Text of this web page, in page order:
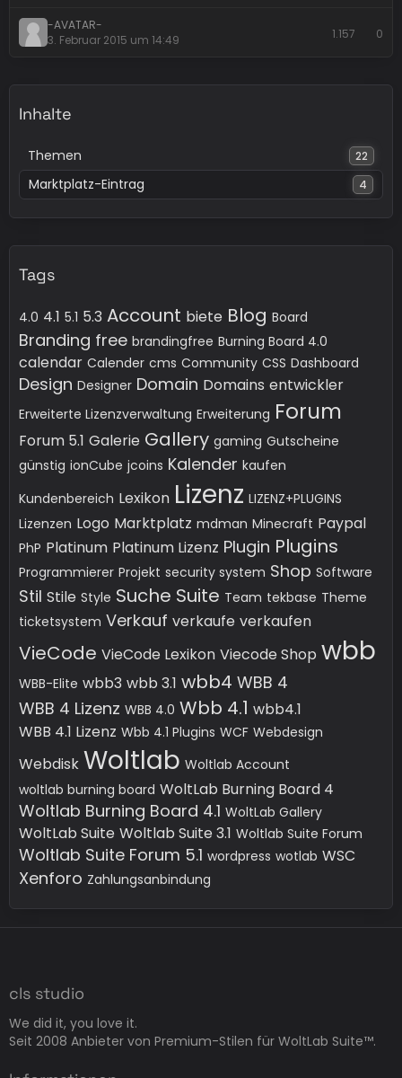
-AVATAR-
3. Februar 2015 um 14:49
1.157 0
Inhalte
Themen 22
Marktplatz-Eintrag 4
Tags
4.0 4.1 5.1 5.3 Account biete Blog Board
Branding free brandingfree Burning Board 4.0
calendar Calender cms Community CSS Dashboard
Design Designer Domain Domains entwickler
Erweiterte Lizenzverwaltung Erweiterung Forum
Forum 5.1 Galerie Gallery gaming Gutscheine
günstig ionCube jcoins Kalender kaufen
Kundenbereich Lexikon Lizenz LIZENZ+PLUGINS
Lizenzen Logo Marktplatz mdman Minecraft Paypal
PhP Platinum Platinum Lizenz Plugin Plugins
Programmierer Projekt security system Shop Software
Stil Stile Style Suche Suite Team tekbase Theme
ticketsystem Verkauf verkaufe verkaufen
VieCode VieCode Lexikon Viecode Shop wbb
WBB-Elite wbb3 wbb 3.1 wbb4 WBB 4
WBB 4 Lizenz WBB 4.0 Wbb 4.1 wbb4.1
WBB 4.1 Lizenz Wbb 4.1 Plugins WCF Webdesign
Webdisk Woltlab Woltlab Account
woltlab burning board WoltLab Burning Board 4
Woltlab Burning Board 4.1 WoltLab Gallery
WoltLab Suite Woltlab Suite 3.1 Woltlab Suite Forum
Woltlab Suite Forum 5.1 wordpress wotlab WSC
Xenforo Zahlungsanbindung
cls studio
We did it, you love it.
Seit 2008 Anbieter von Premium-Stilen für WoltLab Suite™.